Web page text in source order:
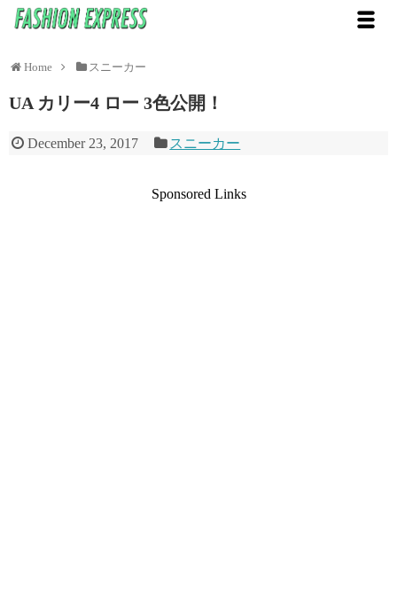
Home スニーカー
UA カリー4 ロー 3色公開！
December 23, 2017 スニーカー
Sponsored Links